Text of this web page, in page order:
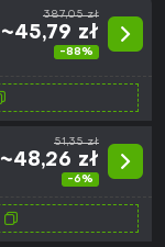
387,05 zł
~45,79 zł
-88%
51,35 zł
~48,26 zł
-6%